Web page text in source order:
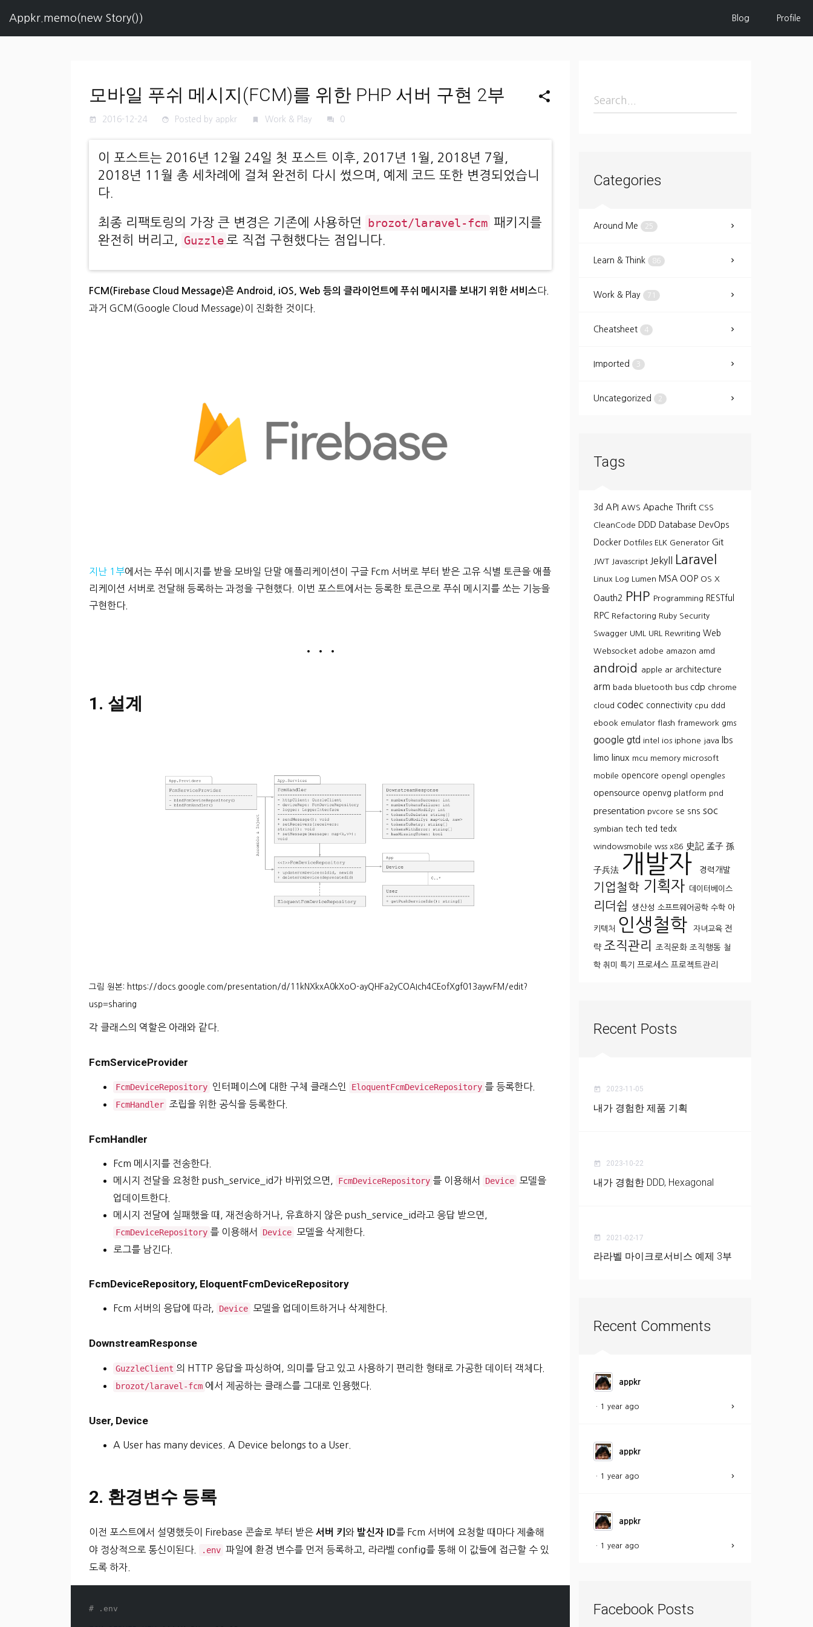
Appkr.memo(new Story()) Blog Profile
모바일 푸쉬 메시지(FCM)를 위한 PHP 서버 구현 2부 share
today 2016-12-24 face Posted by appkr Work & Play forum 0
이 포스트는 2016년 12월 24일 첫 포스트 이후, 2017년 1월, 2018년 7월,
2018년 11월 총 세차례에 걸쳐 완전히 다시 썼으며, 예제 코드 또한 변경되었습니
다.
최종 리팩토링의 가장 큰 변경은 기존에 사용하던 brozot/laravel-fcm 패키지를
완전히 버리고,
Guzzle 로 직접 구현했다는 점입니다.
FCM(Firebase Cloud Message)은 Android, iOS, Web 등의 클라이언트에 푸쉬 메시지를 보내기 위한 서비스다.
과거 GCM(Google Cloud Message)이 진화한 것이다.
지난 1부에서는 푸쉬 메시지를 받을 모바일 단말 애플리케이션이 구글 Fcm 서버로 부터 받은 고유 식별 토큰을 애플
리케이션 서버로 전달해 등록하는 과정을 구현했다. 이번 포스트에서는 등록한 토큰으로 푸쉬 메시지를 쏘는 기능을
구현한다.
• • •
1. 설계
그림 원본: https://docs.google.com/presentation/d/11kNXkxA0kXoO-ayQHFa2yCOAIch4CEofXgf013aywFM/edit?
usp=sharing
각 클래스의 역할은 아래와 같다.
FcmServiceProvider
FcmDeviceRepository 인터페이스에 대한 구체 클래스인 EloquentFcmDeviceRepository 를 등록한다.
FcmHandler
조립을 위한 공식을 등록한다.
FcmHandler
Fcm 메시지를 전송한다.
메시지 전달을 요청한 push_service_id가 바뀌었으면,
FcmDeviceRepository 를 이용해서 Device
모델을
업데이트한다.
메시지 전달에 실패했을 때, 재전송하거나, 유효하지 않은 push_service_id라고 응답 받으면,
FcmDeviceRepository 를 이용해서 Device
모델을 삭제한다.
로그를 남긴다.
FcmDeviceRepository, EloquentFcmDeviceRepository
Fcm 서버의 응답에 따라, Device 모델을 업데이트하거나 삭제한다.
DownstreamResponse
GuzzleClient 의 HTTP 응답을 파싱하여, 의미를 담고 있고 사용하기 편리한 형태로 가공한 데이터 객체다.
brozot/laravel-fcm 에서 제공하는 클래스를 그대로 인용했다.
User, Device
A User has many devices. A Device belongs to a User.
2. 환경변수 등록
이전 포스트에서 설명했듯이 Firebase 콘솔로 부터 받은 서버 키 와 발신자 ID를 Fcm 서버에 요청할 때마다 제출해
야 정상적으로 통신이된다.
.env 파일에 환경 변수를 먼저 등록하고, 라라벨 config를 통해 이 값들에 접근할 수 있
도록 하자.
# .env
Categories
Around Me 25
Learn & Think 86
Work & Play 71
Cheatsheet 4
Imported 3
Uncategorized 2
Tags
3d API AWS Apache Thrift CSS
CleanCode DDD Database DevOps
Docker Dotfiles ELK Generator Git
JWT Javascript Jekyll Laravel
Linux Log Lumen MSA OOP OS X
Oauth2 PHP Programming RESTful
RPC Refactoring Ruby Security
Swagger UML URL Rewriting Web
Websocket adobe amazon amd
android apple ar architecture
arm bada bluetooth bus cdp chrome
cloud codec connectivity cpu ddd
ebook emulator flash framework gms
google gtd intel ios iphone java lbs
limo linux mcu memory microsoft
mobile opencore opengl opengles
opensource openvg platform pnd
presentation pvcore se sns soc
symbian tech ted tedx
windowsmobile wss x86 史記 孟子 孫
子兵法 개발자 경력개발
기업철학 기획자 데이터베이스
리더쉽 생산성 소프트웨어공학 수학 아
키텍처 인생철학 자녀교육 전
략 조직관리 조직문화 조직행동 철
학 취미 특기 프로세스 프로젝트관리
Recent Posts
today 2023-11-05
내가 경험한 제품 기획
today 2023-10-22
내가 경험한 DDD, Hexagonal
today 2021-02-17
라라벨 마이크로서비스 예제 3부
Recent Comments
appkr
· 1 year ago
appkr
· 1 year ago
appkr
· 1 year ago
Facebook Posts